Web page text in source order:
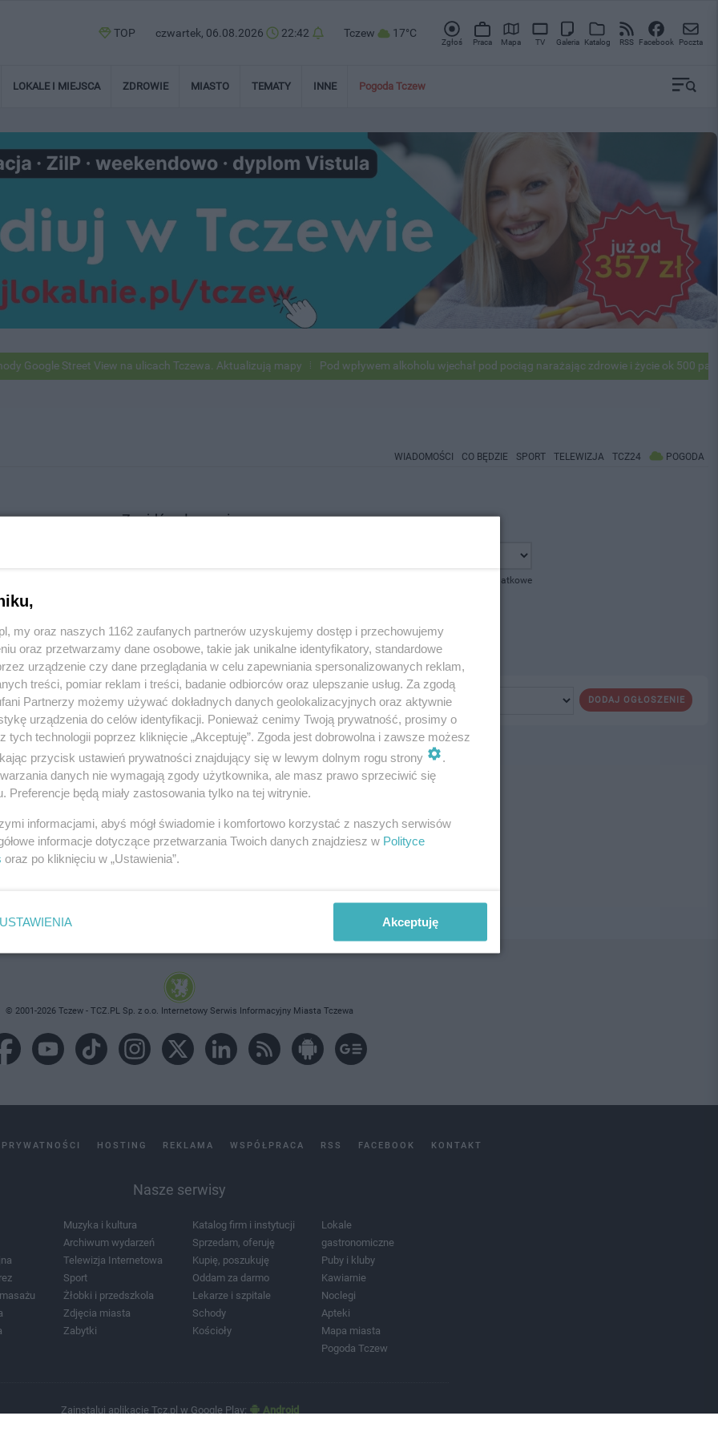
TOP czwartek, 06.08.2026 22:42 Tczew 17°C
Zgłoś Praca Mapa TV Galeria Katalog RSS Facebook Poczta
LOKALE I MIEJSCA ZDROWIE MIASTO TEMATY INNE Pogoda Tczew
Google Street View na ulicach Tczewa. Aktualizują mapy Pod wpływem alkoholu wjechał pod pociąg narażając zdrowie i życie ok 500
WIADOMOŚCI CO BĘDZIE SPORT TELEWIZJA TCZ24 POGODA
Znajdź ogłoszenie
pokaż opcje dodatkowe
DODAJ OGŁOSZENIE
ogłoszenie nie istnieje lub nie jest jeszcze aktywne!
© 2001-2026 Tczew - TCZ.PL Sp. z o.o. Internetowy Serwis Informacyjny Miasta Tczewa
HOSTING REKLAMA WSPÓŁPRACA RSS FACEBOOK KONTAKT
Nasze serwisy
Muzyka i kultura
Archiwum wydarzeń
Telewizja Internetowa
Sport
Żłobki i przedszkola
Zdjęcia miasta
Zabytki
Katalog firm i instytucji
Sprzedam, oferuję
Kupię, poszukuję
Oddam za darmo
Lekarze i szpitale
Schody
Kościoły
Lokale
gastronomiczne
Puby i kluby
Kawiarnie
Noclegi
Apteki
Mapa miasta
Pogoda Tczew
Zainstaluj aplikację Tcz.pl w Google Play: Android
my oraz naszych 1162 zaufanych partnerów uzyskujemy dostęp i przechowujemy
oraz przetwarzamy dane osobowe, takie jak unikalne identyfikatory, standardowe
urządzenie czy dane przeglądania w celu zapewniania spersonalizowanych reklam,
treści, pomiar reklam i treści, badanie odbiorców oraz ulepszanie usług. Za zgodą
Partnerzy możemy używać dokładnych danych geolokalizacyjnych oraz aktywnie
urządzenia do celów identyfikacji. Ponieważ cenimy Twoją prywatność, prosimy o
tych technologii poprzez kliknięcie „Akceptuję”. Zgoda jest dobrowolna i zawsze możesz
przycisk ustawień prywatności znajdujący się w lewym dolnym rogu strony
danych nie wymagają zgody użytkownika, ale masz prawo sprzeciwić się
Preferencje będą miały zastosowania tylko na tej witrynie.
informacjami, abyś mógł świadomie i komfortowo korzystać z naszych serwisów
informacje dotyczące przetwarzania Twoich danych znajdziesz w Polityce
oraz po kliknięciu w „Ustawienia”.
USTAWIENIA Akceptuję